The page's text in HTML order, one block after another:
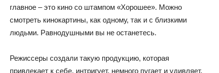
главное – это кино со штампом «Хорошее». Можно
смотреть кинокартины, как одному, так и с близкими
людьми. Равнодушными вы не останетесь.
Режиссеры создали такую продукцию, которая
привлекает к себе, интригует, немного пугает и удивляет.